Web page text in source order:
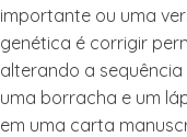
importante ou uma
genética é corrigir
alterando a sequência
uma borracha e um
em uma carta